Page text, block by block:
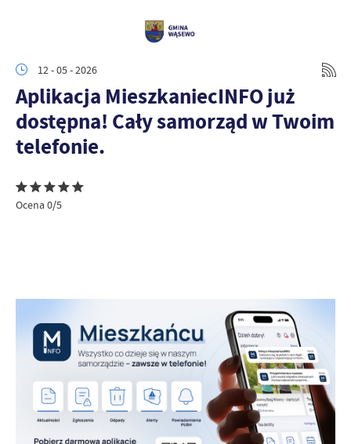
12 - 05 - 2026
Aplikacja MieszkaniecINFO już
dostępna! Cały samorząd w Twoim
telefonie.
Ocena 0/5